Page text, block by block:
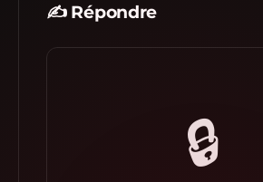
✍️ Répondre
🔒